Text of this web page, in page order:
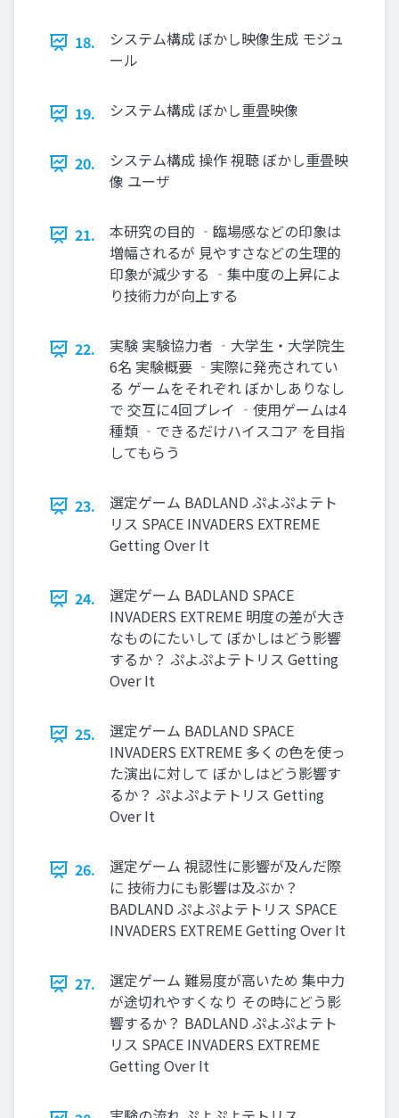
18.
システム構成 ぼかし映像生成 モジュ
ール
19. システム構成 ぼかし重畳映像
20.
システム構成 操作 視聴 ぼかし重畳映
像 ユーザ
21.
本研究の目的 ‐臨場感などの印象は
増幅されるが 見やすさなどの生理的
印象が減少する ‐集中度の上昇によ
り技術力が向上する
22.
実験 実験協力者 ‐大学生・大学院生
6名 実験概要 ‐実際に発売されてい
る ゲームをそれぞれ ぼかしありなし
で 交互に4回プレイ ‐使用ゲームは4
種類 ‐できるだけハイスコア を目指
してもらう
23.
選定ゲーム BADLAND ぷよぷよテト
リス SPACE INVADERS EXTREME
Getting Over It
24.
選定ゲーム BADLAND SPACE
INVADERS EXTREME 明度の差が大き
なものにたいして ぼかしはどう影響
するか？ ぷよぷよテトリス Getting
Over It
25.
選定ゲーム BADLAND SPACE
INVADERS EXTREME 多くの色を使っ
た演出に対して ぼかしはどう影響す
るか？ ぷよぷよテトリス Getting
Over It
26.
選定ゲーム 視認性に影響が及んだ際
に 技術力にも影響は及ぶか？
BADLAND ぷよぷよテトリス SPACE
INVADERS EXTREME Getting Over It
27.
選定ゲーム 難易度が高いため 集中力
が途切れやすくなり その時にどう影
響するか？ BADLAND ぷよぷよテト
リス SPACE INVADERS EXTREME
Getting Over It